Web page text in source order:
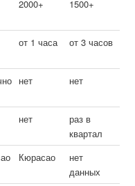
2000+ 1500+
от 1 часа от 3 часов
нет нет
нет
раз в
квартал
Кюрасао
нет
данных